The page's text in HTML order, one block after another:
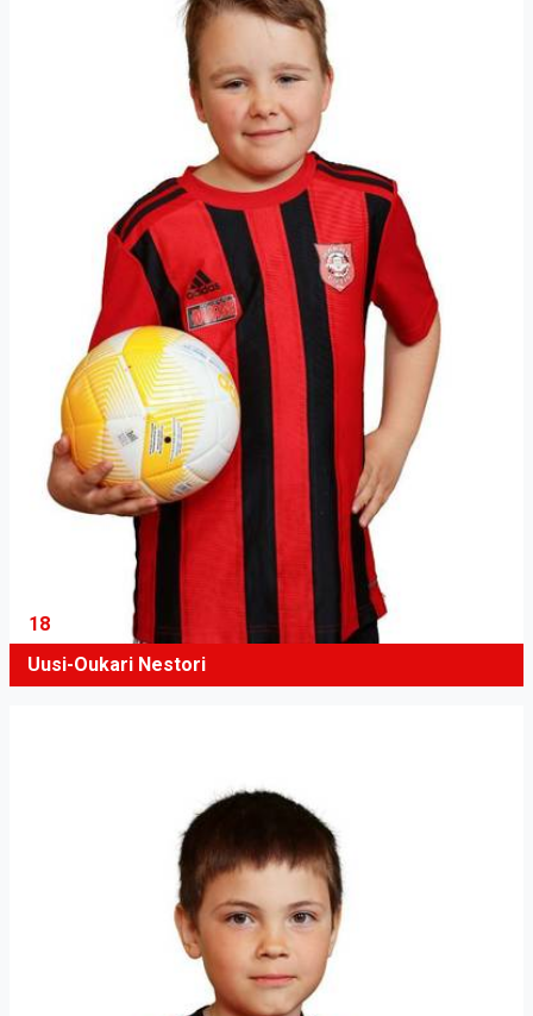
18
Uusi-Oukari Nestori